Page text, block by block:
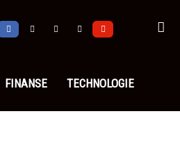
FINANSE TECHNOLOGIE